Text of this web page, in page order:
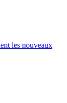
les nouveaux